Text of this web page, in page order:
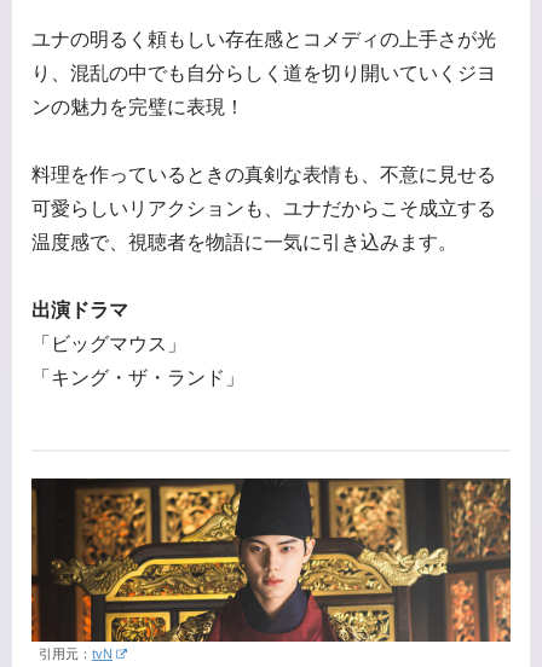
ユナの明るく頼もしい存在感とコメディの上手さが光
り、混乱の中でも自分らしく道を切り開いていくジヨ
ンの魅力を完璧に表現！
料理を作っているときの真剣な表情も、不意に見せる
可愛らしいリアクションも、ユナだからこそ成立する
温度感で、視聴者を物語に一気に引き込みます。
出演ドラマ
「ビッグマウス」
「キング・ザ・ランド」
引用元： tvN